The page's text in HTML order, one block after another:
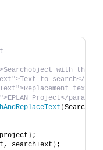
with the
to search</
text</
Project</param>
(Search
project ) ;
searchText ) ;